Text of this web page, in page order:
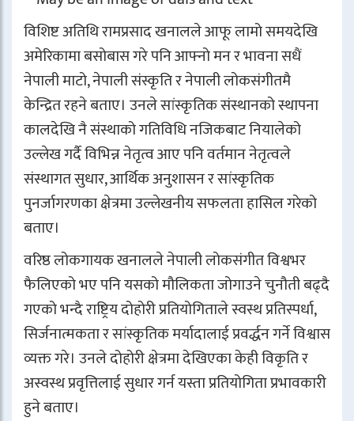
विशिष्ट अतिथि रामप्रसाद खनालले आफू लामो समयदेखि
अमेरिकामा बसोबास गरे पनि आफ्नो मन र भावना सधैं
नेपाली माटो, नेपाली संस्कृति र नेपाली लोकसंगीतमै
केन्द्रित रहने बताए। उनले सांस्कृतिक संस्थानको स्थापना
कालदेखि नै संस्थाको गतिविधि नजिकबाट नियालेको
उल्लेख गर्दै विभिन्न नेतृत्व आए पनि वर्तमान नेतृत्वले
संस्थागत सुधार, आर्थिक अनुशासन र सांस्कृतिक
पुनर्जागरणका क्षेत्रमा उल्लेखनीय सफलता हासिल गरेको
बताए।
वरिष्ठ लोकगायक खनालले नेपाली लोकसंगीत विश्वभर
फैलिएको भए पनि यसको मौलिकता जोगाउने चुनौती बढ्दै
गएको भन्दै राष्ट्रिय दोहोरी प्रतियोगिताले स्वस्थ प्रतिस्पर्धा,
सिर्जनात्मकता र सांस्कृतिक मर्यादालाई प्रवर्द्धन गर्ने विश्वास
व्यक्त गरे। उनले दोहोरी क्षेत्रमा देखिएका केही विकृति र
अस्वस्थ प्रवृत्तिलाई सुधार गर्न यस्ता प्रतियोगिता प्रभावकारी
हुने बताए।